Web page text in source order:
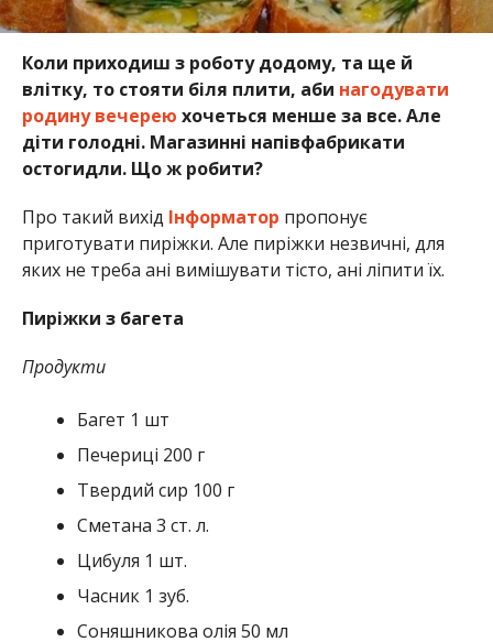
Коли приходиш з роботу додому, та ще й
влітку, то стояти біля плити, аби нагодувати
родину вечерею хочеться менше за все. Але
діти голодні. Магазинні напівфабрикати
остогидли. Що ж робити?
Про такий вихід Інформатор пропонує
приготувати пиріжки. Але пиріжки незвичні, для
яких не треба ані вимішувати тісто, ані ліпити їх.
Пиріжки з багета
Продукти
Багет 1 шт
Печериці 200 г
Твердий сир 100 г
Сметана 3 ст. л.
Цибуля 1 шт.
Часник 1 зуб.
Соняшникова олія 50 мл